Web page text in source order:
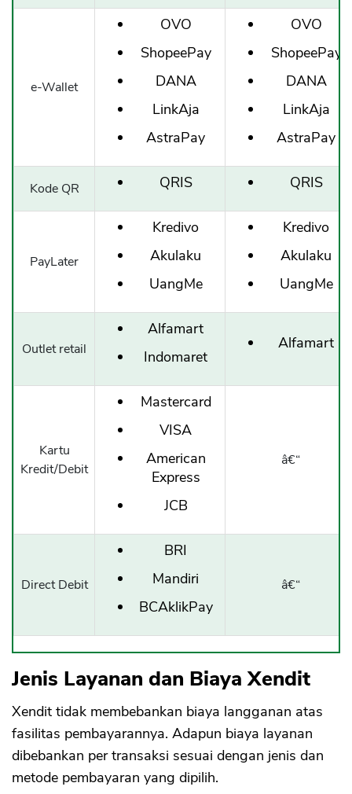
e-Wallet
OVO
ShopeePay
DANA
LinkAja
AstraPay
OVO
ShopeePay
DANA
LinkAja
AstraPay
Kode QR QRIS QRIS
PayLater
Kredivo
Akulaku
UangMe
Kredivo
Akulaku
UangMe
Outlet retail
Alfamart
Indomaret
Alfamart
Kartu
Kredit/Debit
Mastercard
VISA
American
Express
JCB
â€“
Direct Debit
BRI
Mandiri
BCAklikPay
â€“
Jenis Layanan dan Biaya Xendit
Xendit tidak membebankan biaya langganan atas
fasilitas pembayarannya. Adapun biaya layanan
dibebankan per transaksi sesuai dengan jenis dan
metode pembayaran yang dipilih.